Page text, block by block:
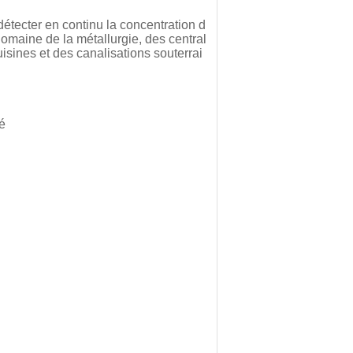
en continu la concentration d
de la métallurgie, des central
et des canalisations souterrai